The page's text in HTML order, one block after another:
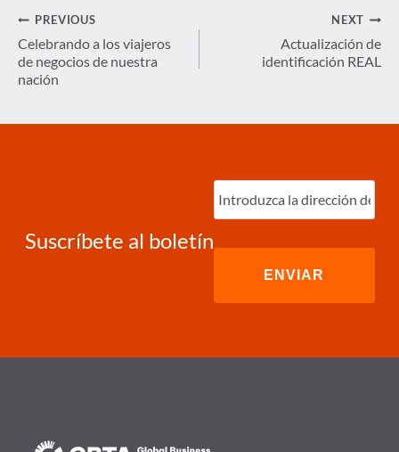
Navegación
de
entradas
PREVIOUS
Celebrando a los viajeros
de negocios de nuestra
nación
NEXT
Actualización de
identificación REAL
Suscríbete al boletín
Ingrese
correo
electrónico